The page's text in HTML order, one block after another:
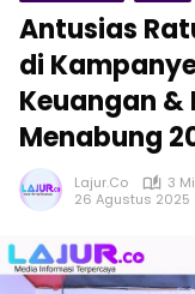
Antusias
di
Keuangan &
Menabung
Lajur.co
3
26 Agustus 2025